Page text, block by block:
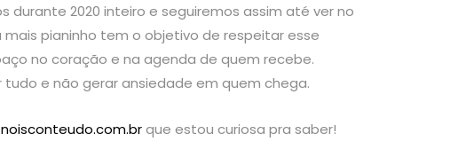
2020 inteiro e seguiremos assim até ver no
pianinho tem o objetivo de respeitar esse
no coração e na agenda de quem recebe.
e não gerar ansiedade em quem chega.
que estou curiosa pra saber!